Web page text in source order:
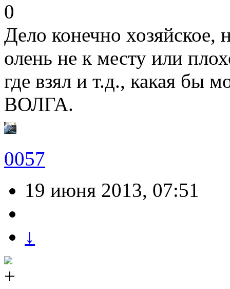
0
Дело конечно хозяйское,
олень не к месту или
где взял и т.д., какая бы
ВОЛГА.
0057
19 июня 2013, 07:51
↓